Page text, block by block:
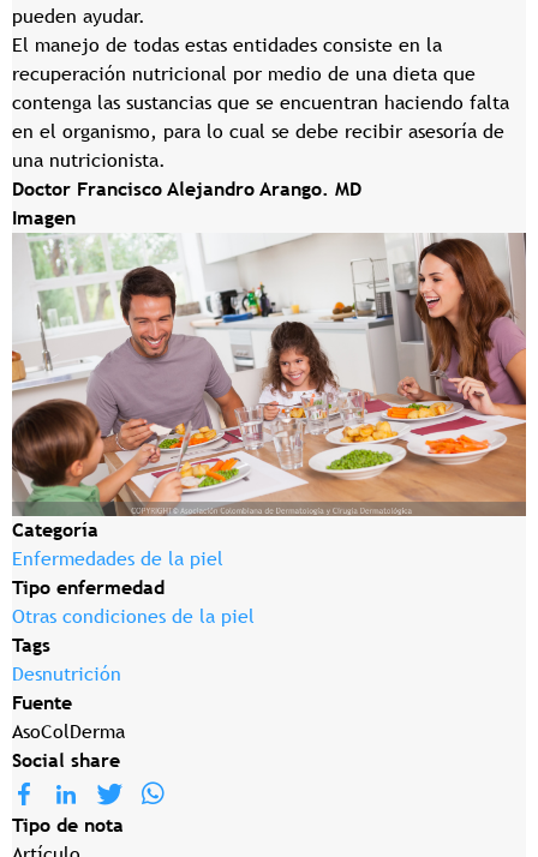
pueden ayudar.
El manejo de todas estas entidades consiste en la
recuperación nutricional por medio de una dieta que
contenga las sustancias que se encuentran haciendo falta
en el organismo, para lo cual se debe recibir asesoría de
una nutricionista.
Doctor Francisco Alejandro Arango. MD
Imagen
Categoría
Enfermedades de la piel
Tipo enfermedad
Otras condiciones de la piel
Tags
Desnutrición
Fuente
AsoColDerma
Social share
Tipo de nota